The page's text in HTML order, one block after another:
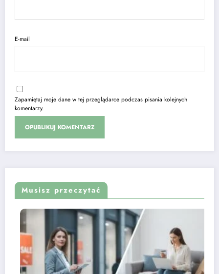
E-mail
Zapamiętaj moje dane w tej przeglądarce podczas pisania kolejnych
komentarzy.
Musisz przeczytać